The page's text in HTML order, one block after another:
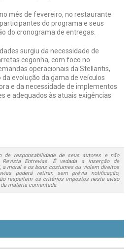
mês de fevereiro, no restaurante
do programa e seus
do cronograma de entregas.
surgiu da necessidade de
cegonha, com foco no
operacionais da Stellantis,
evolução da gama de veículos
e da necessidade de implementos
e adequados às atuais exigências
de responsabilidade de seus autores e não
Entrevias. É vedada a inserção de
a moral e os bons costumes ou violem direitos
poderá retirar, sem prévia notificação,
respeitem os critérios impostos neste aviso
matéria comentada.